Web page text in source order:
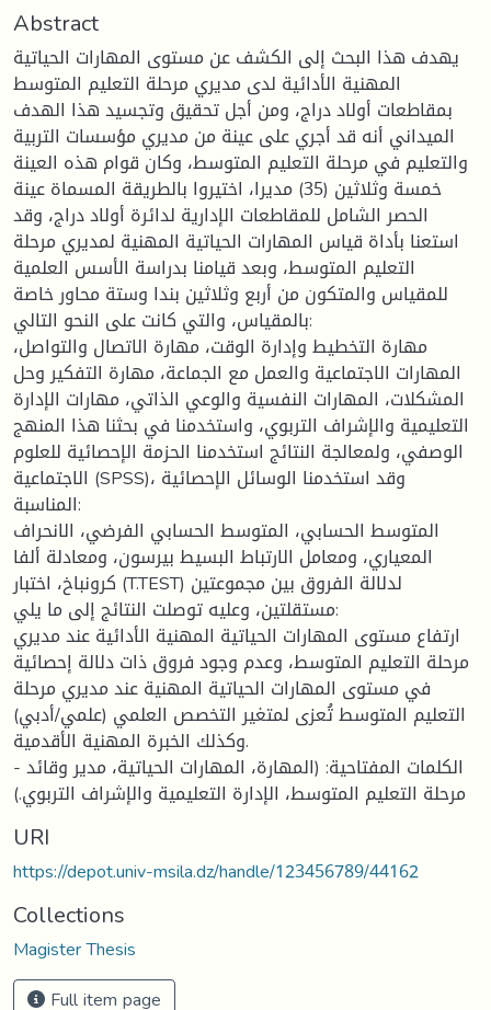
Abstract
يهدف هذا البحث إلى الكشف عن مستوى المهارات الحياتية
المهنية الأدائية لدى مديري مرحلة التعليم المتوسط
بمقاطعات أولاد دراج، ومن أجل تحقيق وتجسيد هذا الهدف
الميداني أنه قد أجري على عينة من مديري مؤسسات التربية
والتعليم في مرحلة التعليم المتوسط، وكان قوام هذه العينة
خمسة وثلاثين (35) مديرا، اختيروا بالطريقة المسماة عينة
الحصر الشامل للمقاطعات الإدارية لدائرة أولاد دراج، وقد
استعنا بأداة قياس المهارات الحياتية المهنية لمديري مرحلة
التعليم المتوسط، وبعد قيامنا بدراسة الأسس العلمية
للمقياس والمتكون من أربع وثلاثين بندا وستة محاور خاصة
بالمقياس، والتي كانت على النحو التالي:
مهارة التخطيط وإدارة الوقت، مهارة الاتصال والتواصل،
المهارات الاجتماعية والعمل مع الجماعة، مهارة التفكير وحل
المشكلات، المهارات النفسية والوعي الذاتي، مهارات الإدارة
التعليمية والإشراف التربوي، واستخدمنا في بحثنا هذا المنهج
الوصفي، ولمعالجة النتائج استخدمنا الحزمة الإحصائية للعلوم
الاجتماعية (SPSS)، وقد استخدمنا الوسائل الإحصائية
المناسبة:
المتوسط الحسابي، المتوسط الحسابي الفرضي، الانحراف
المعياري، ومعامل الارتباط البسيط بيرسون، ومعادلة ألفا
كرونباخ، اختبار (T.TEST) لدلالة الفروق بين مجموعتين
مستقلتين، وعليه توصلت النتائج إلى ما يلي:
ارتفاع مستوى المهارات الحياتية المهنية الأدائية عند مديري
مرحلة التعليم المتوسط، وعدم وجود فروق ذات دلالة إحصائية
في مستوى المهارات الحياتية المهنية عند مديري مرحلة
التعليم المتوسط تُعزى لمتغير التخصص العلمي (علمي/أدبي)
وكذلك الخبرة المهنية الأقدمية.
- الكلمات المفتاحية: (المهارة، المهارات الحياتية، مدير وقائد
مرحلة التعليم المتوسط، الإدارة التعليمية والإشراف التربوي.)
URI
https://depot.univ-msila.dz/handle/123456789/44162
Collections
Magister Thesis
Full item page